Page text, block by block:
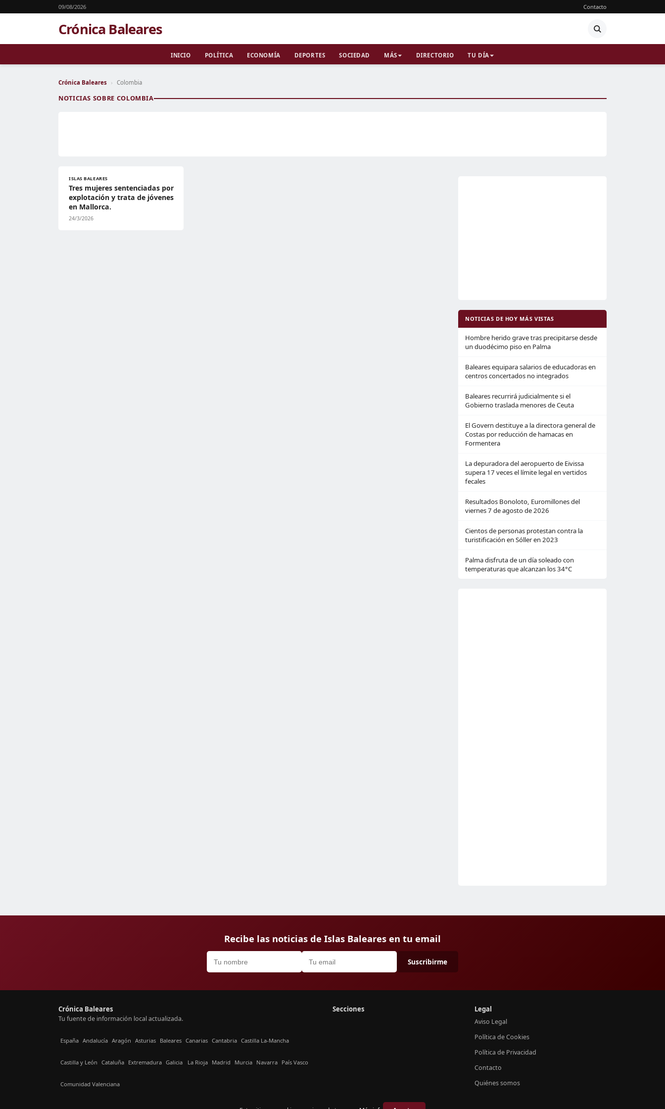
09/08/2026 Contacto
Crónica Baleares
INICIO POLÍTICA ECONOMÍA DEPORTES SOCIEDAD MÁS DIRECTORIO TU DÍA
Crónica Baleares › Colombia
NOTICIAS SOBRE COLOMBIA
ISLAS BALEARES
Tres mujeres sentenciadas por
explotación y trata de jóvenes
en Mallorca.
24/3/2026
NOTICIAS DE HOY MÁS VISTAS
Hombre herido grave tras precipitarse desde
un duodécimo piso en Palma
Baleares equipara salarios de educadoras en
centros concertados no integrados
Baleares recurrirá judicialmente si el
Gobierno traslada menores de Ceuta
El Govern destituye a la directora general de
Costas por reducción de hamacas en
Formentera
La depuradora del aeropuerto de Eivissa
supera 17 veces el límite legal en vertidos
fecales
Resultados Bonoloto, Euromillones del
viernes 7 de agosto de 2026
Cientos de personas protestan contra la
turistificación en Sóller en 2023
Palma disfruta de un día soleado con
temperaturas que alcanzan los 34°C
Recibe las noticias de Islas Baleares en tu email
Suscribirme
Crónica Baleares
Tu fuente de información local actualizada.
España Andalucía Aragón Asturias Baleares Canarias Cantabria Castilla La-Mancha
Castilla y León Cataluña Extremadura Galicia La Rioja Madrid Murcia Navarra País Vasco
Comunidad Valenciana
Secciones Legal
Aviso Legal
Política de Cookies
Política de Privacidad
Contacto
Quiénes somos